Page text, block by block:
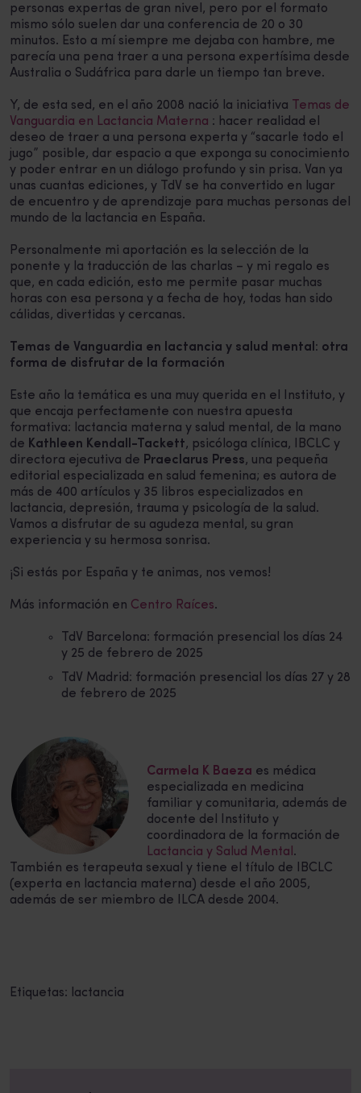
personas expertas de gran nivel, pero por el formato
mismo sólo suelen dar una conferencia de 20 o 30
minutos. Esto a mí siempre me dejaba con hambre, me
parecía una pena traer a una persona expertísima desde
Australia o Sudáfrica para darle un tiempo tan breve.
Y, de esta sed, en el año 2008 nació la iniciativa
Temas de
Vanguardia en Lactancia Materna : hacer realidad el
deseo de traer a una persona experta y “sacarle todo el
jugo” posible, dar espacio a que exponga su conocimiento
y poder entrar en un diálogo profundo y sin prisa. Van ya
unas cuantas ediciones, y TdV se ha convertido en lugar
de encuentro y de aprendizaje para muchas personas del
mundo de la lactancia en España.
Personalmente mi aportación es la selección de la
ponente y la traducción de las charlas – y mi regalo es
que, en cada edición, esto me permite pasar muchas
horas con esa persona y a fecha de hoy, todas han sido
cálidas, divertidas y cercanas.
Temas de Vanguardia en lactancia y salud mental: otra
forma de disfrutar de la formación
Este año la temática es una muy querida en el Instituto, y
que encaja perfectamente con nuestra apuesta
formativa: lactancia materna y salud mental, de la mano
de Kathleen Kendall-Tackett, psicóloga clínica, IBCLC y
directora ejecutiva de Praeclarus Press, una pequeña
editorial especializada en salud femenina; es autora de
más de 400 artículos y 35 libros especializados en
lactancia, depresión, trauma y psicología de la salud.
Vamos a disfrutar de su agudeza mental, su gran
experiencia y su hermosa sonrisa.
¡Si estás por España y te animas, nos vemos!
Más información en Centro Raíces.
TdV Barcelona: formación presencial los días 24
y 25 de febrero de 2025
TdV Madrid: formación presencial los días 27 y 28
de febrero de 2025
Carmela K Baeza es médica
especializada en medicina
familiar y comunitaria, además de
docente del Instituto y
coordinadora de la formación de
Lactancia y Salud Mental .
También es terapeuta sexual y tiene el título de IBCLC
(experta en lactancia materna) desde el año 2005,
además de ser miembro de ILCA desde 2004.
Etiquetas: lactancia